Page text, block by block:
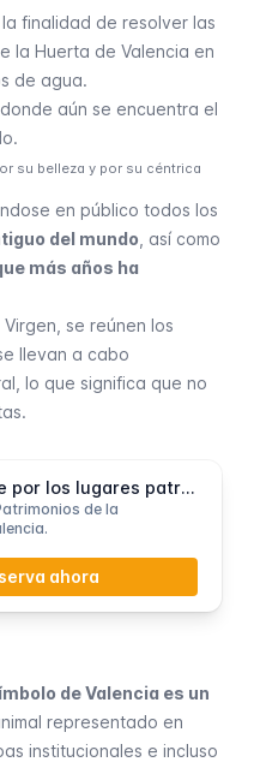
finalidad de resolver las
la Huerta de Valencia en
de agua.
su belleza y por su céntrica
en público todos los
del mundo , así como
más años ha
se reúnen los
llevan a cabo
lo que significa que no
Recorrido a pie por los lugares patrimoniales
de la
ahora
de Valencia es un
representado en
institucionales e incluso